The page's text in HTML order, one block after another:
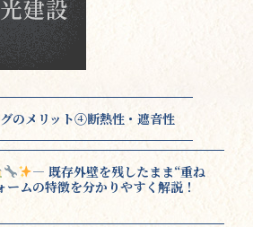
のメリット④断熱性・遮音性
― 既存外壁を残したまま“重ね
ームの特徴を分かりやすく解説！